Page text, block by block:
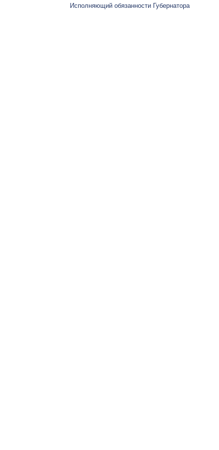
Исполняющий обязанности Губернатора